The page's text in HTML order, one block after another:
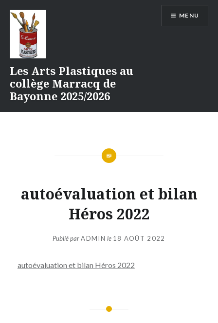
contenu
Les Arts Plastiques au
collège Marracq de
Bayonne 2025/2026
MENU
autoévaluation et bilan
Héros 2022
Publié parADMIN le 18 AOÛT 2022
autoévaluation et bilan Héros 2022